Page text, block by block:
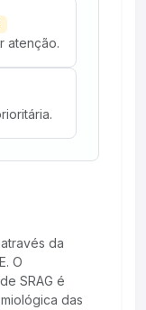
atenção.
da
O
SRAG é
das